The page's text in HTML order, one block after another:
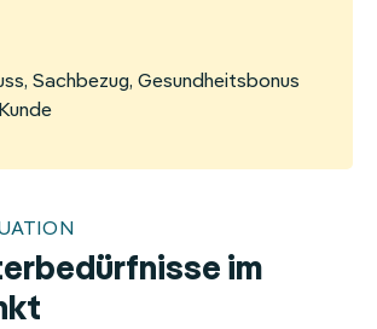
Sachbezug, Gesundheitsbonus
im